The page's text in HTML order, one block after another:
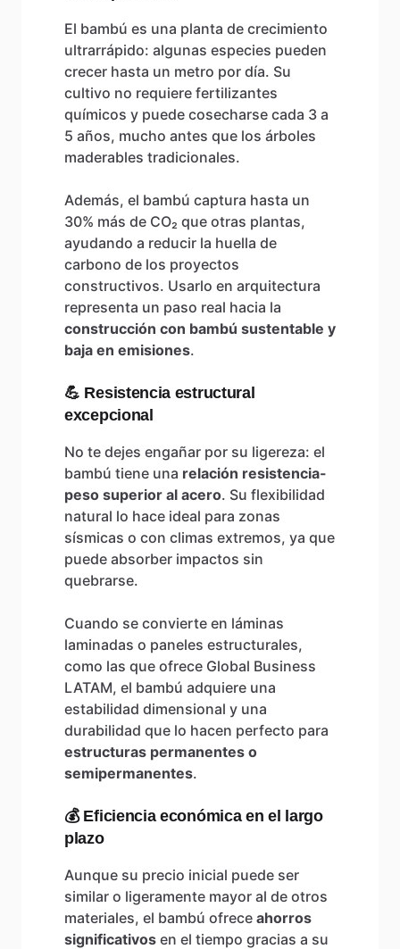
El bambú es una planta de crecimiento
ultrarrápido: algunas especies pueden
crecer hasta un metro por día. Su
cultivo no requiere fertilizantes
químicos y puede cosecharse cada 3 a
5 años, mucho antes que los árboles
maderables tradicionales.
Además, el bambú captura hasta un
30% más de CO₂ que otras plantas,
ayudando a reducir la huella de
carbono de los proyectos
constructivos. Usarlo en arquitectura
representa un paso real hacia la
construcción con bambú sustentable y
baja en emisiones.
💪 Resistencia estructural
excepcional
No te dejes engañar por su ligereza: el
bambú tiene una relación resistencia-
peso superior al acero. Su flexibilidad
natural lo hace ideal para zonas
sísmicas o con climas extremos, ya que
puede absorber impactos sin
quebrarse.
Cuando se convierte en láminas
laminadas o paneles estructurales,
como las que ofrece Global Business
LATAM, el bambú adquiere una
estabilidad dimensional y una
durabilidad que lo hacen perfecto para
estructuras permanentes o
semipermanentes.
💰 Eficiencia económica en el largo
plazo
Aunque su precio inicial puede ser
similar o ligeramente mayor al de otros
materiales, el bambú ofrece ahorros
significativos en el tiempo gracias a su